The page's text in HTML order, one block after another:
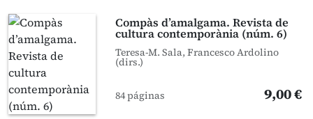
Compàs d’amalgama. Revista de
cultura contemporània (núm. 6)
Teresa-M. Sala, Francesco Ardolino
(dirs.)
84 páginas 9,00 €